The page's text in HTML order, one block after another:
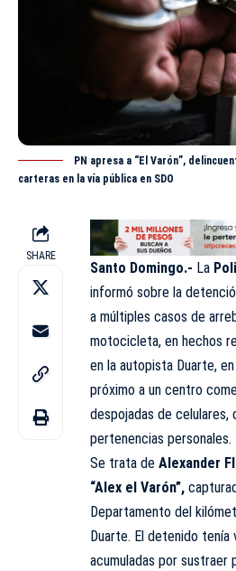
PN apresa a “El Varón”,
carteras en la vía pública en SDO
SHARE
Santo Domingo.- La
informó sobre la
a múltiples casos de
motocicleta, en hechos
en la autopista Duarte,
próximo a un centro
despojadas de
pertenencias personales.
Se trata de Alexander
“Alex el Varón”,
Departamento del
Duarte. El detenido tenía
acumuladas por sustraer